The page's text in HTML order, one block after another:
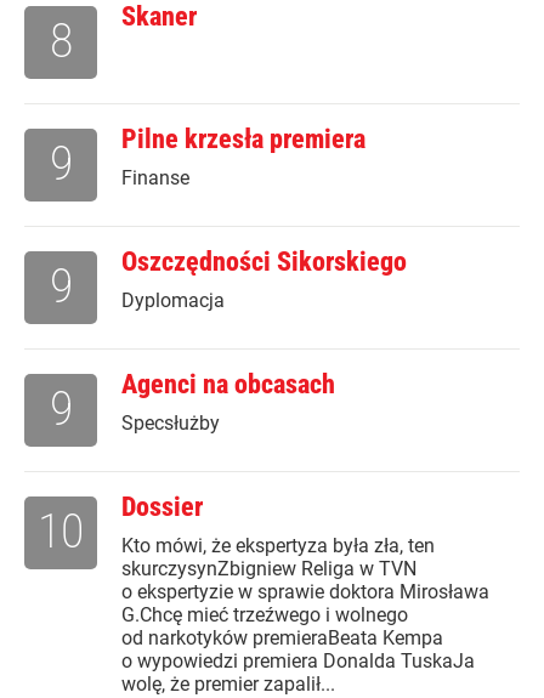
Skaner
8
Pilne krzesła premiera
Finanse
9
Oszczędności Sikorskiego
Dyplomacja
9
Agenci na obcasach
Specsłużby
9
Dossier
Kto mówi, że ekspertyza była zła, ten
skurczysynZbigniew Religa w TVN
o ekspertyzie w sprawie doktora Mirosława
G.Chcę mieć trzeźwego i wolnego
od narkotyków premieraBeata Kempa
o wypowiedzi premiera Donalda TuskaJa
wolę, że premier zapalił...
10